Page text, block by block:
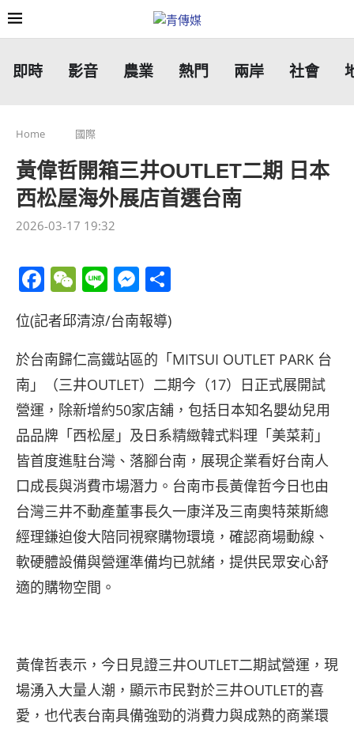
即時 影音 農業 熱門 兩岸 社會
Home 國際
黃偉哲開箱三井OUTLET二期 日本
西松屋海外展店首選台南
2026-03-17 19:32
Facebook
WeChat
LineMessenger
位(記者邱清涼/台南報導)
於台南歸仁高鐵站區的「MITSUI OUTLET PARK 台
南」（三井OUTLET）二期今（17）日正式展開試
營運，除新增約50家店舖，包括日本知名嬰幼兒用
品品牌「西松屋」及日系精緻韓式料理「美菜莉」
皆首度進駐台灣、落腳台南，展現企業看好台南人
口成長與消費市場潛力。台南市長黃偉哲今日也由
台灣三井不動產董事長久一康洋及三南奧特萊斯總
經理鎌迫俊大陪同視察購物環境，確認商場動線、
軟硬體設備與營運準備均已就緒，提供民眾安心舒
適的購物空間。
黃偉哲表示，今日見證三井OUTLET二期試營運，現
場湧入大量人潮，顯示市民對於三井OUTLET的喜
愛，也代表台南具備強勁的消費力與成熟的商業環